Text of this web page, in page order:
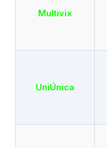
Multivix
UniÚnica